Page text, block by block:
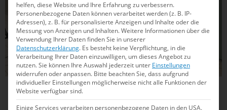
12.02.2025 12:15
Die Kamera sieht mehr: So hilft die
helfen, diese Website und Ihre Erfahrung zu verbessern.
Personenbezogene Daten können verarbeitet werden (z. B. IP-
Adressen), z. B. für personalisierte Anzeigen und Inhalte oder die
Messung von Anzeigen und Inhalten.Weitere Informationen über die
Verwendung Ihrer Daten finden Sie in unserer
Datenschutzerklärung. Es besteht keine Verpflichtung, in die
Verarbeitung Ihrer Daten einzuwilligen, um dieses Angebot zu
nutzen.Sie können Ihre Auswahl jederzeit unter Einstellungen
widerrufen oder anpassen. Bitte beachten Sie, dass aufgrund
individueller Einstellungen möglicherweise nicht alle Funktionen der
Website verfügbar sind.
Einige Services verarbeiten personenbezogene Daten in den USA.